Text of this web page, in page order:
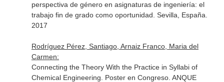
perspectiva de género en asignaturas de ingeniería: el
trabajo fin de grado como oportunidad. Sevilla, España.
2017
Rodríguez Pérez, Santiago, Arnaiz Franco, Maria del
Carmen:
Connecting the Theory With the Practice in Syllabi of
Chemical Engineering. Poster en Congreso. ANQUE